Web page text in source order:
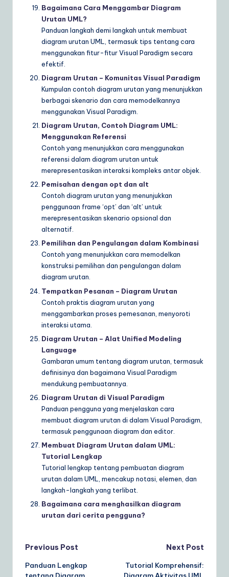
Bagaimana Cara Menggambar Diagram
Urutan UML?
Panduan langkah demi langkah untuk membuat
diagram urutan UML, termasuk tips tentang cara
menggunakan fitur-fitur Visual Paradigm secara
efektif.
Diagram Urutan – Komunitas Visual Paradigm
Kumpulan contoh diagram urutan yang menunjukkan
berbagai skenario dan cara memodelkannya
menggunakan Visual Paradigm.
Diagram Urutan, Contoh Diagram UML:
Menggunakan Referensi
Contoh yang menunjukkan cara menggunakan
referensi dalam diagram urutan untuk
merepresentasikan interaksi kompleks antar objek.
Pemisahan dengan opt dan alt
Contoh diagram urutan yang menunjukkan
penggunaan frame ‘opt’ dan ‘alt’ untuk
merepresentasikan skenario opsional dan
alternatif.
Pemilihan dan Pengulangan dalam Kombinasi
Contoh yang menunjukkan cara memodelkan
konstruksi pemilihan dan pengulangan dalam
diagram urutan.
Tempatkan Pesanan – Diagram Urutan
Contoh praktis diagram urutan yang
menggambarkan proses pemesanan, menyoroti
interaksi utama.
Diagram Urutan – Alat Unified Modeling
Language
Gambaran umum tentang diagram urutan, termasuk
definisinya dan bagaimana Visual Paradigm
mendukung pembuatannya.
Diagram Urutan di Visual Paradigm
Panduan pengguna yang menjelaskan cara
membuat diagram urutan di dalam Visual Paradigm,
termasuk penggunaan diagram dan editor.
Membuat Diagram Urutan dalam UML:
Tutorial Lengkap
Tutorial lengkap tentang pembuatan diagram
urutan dalam UML, mencakup notasi, elemen, dan
langkah-langkah yang terlibat.
Bagaimana cara menghasilkan diagram
urutan dari cerita pengguna?
Post
navigation
Previous Post
Panduan Lengkap
Next Post
Tutorial Komprehensif: